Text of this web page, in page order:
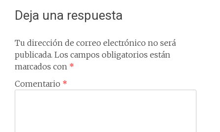
Deja una respuesta
Tu dirección de correo electrónico no será
publicada. Los campos obligatorios están
marcados con *
Comentario *